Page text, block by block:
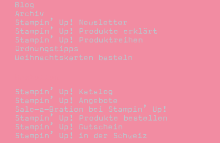
Blog
Archiv
Stampin’ Up! Newsletter
Stampin’ Up! Produkte erklärt
Stampin’ Up! Produktreihen
Ordnungstipps
Weihnachtskarten basteln
Stampin’ Up! Katalog
Stampin’ Up! Angebote
Sale-a-Bration bei Stampin’ Up!
Stampin’ Up! Produkte bestellen
Stampin’ Up! Gutschein
Stampin’ Up! in der Schweiz